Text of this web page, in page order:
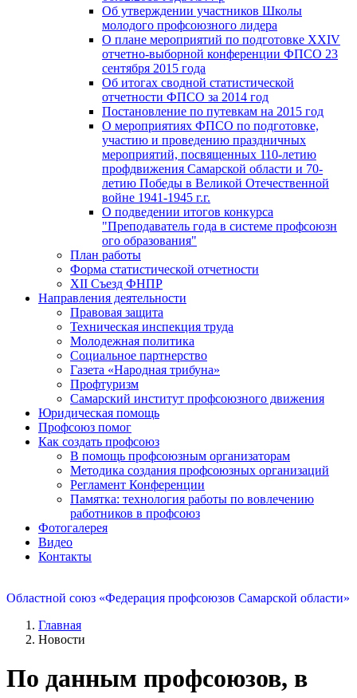
Об утверждении участников Школы
молодого профсоюзного лидера
О плане мероприятий по подготовке XXIV
отчетно-выборной конференции ФПСО 23
сентября 2015 года
Об итогах сводной статистической
отчетности ФПСО за 2014 год
Постановление по путевкам на 2015 год
О мероприятиях ФПСО по подготовке,
участию и проведению праздничных
мероприятий, посвященных 110-летию
профдвижения Самарской области и 70-
летию Победы в Великой Отечественной
войне 1941-1945 г.г.
О подведении итогов конкурса
"Преподаватель года в системе профсоюзн
ого образования"
План работы
Форма статистической отчетности
XII Съезд ФНПР
Направления деятельности
Правовая защита
Техническая инспекция труда
Молодежная политика
Социальное партнерство
Газета «Народная трибуна»
Профтуризм
Самарский институт профсоюзного движения
Юридическая помощь
Профсоюз помог
Как создать профсоюз
В помощь профсоюзным организаторам
Методика создания профсоюзных организаций
Регламент Конференции
Памятка: технология работы по вовлечению
работников в профсоюз
Фотогалерея
Видео
Контакты
Областной союз «Федерация профсоюзов Самарской области»
Главная
Новости
По данным профсоюзов, в